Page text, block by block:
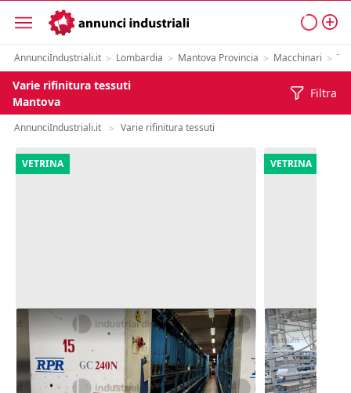
AnnunciIndustriali.it > Lombardia > Mantova Provincia > Macchinari >
Varie rifinitura tessuti
Mantova
Filtra
AnnunciIndustriali.it > Varie rifinitura tessuti
VETRINA
1#9855 Macchinari per torcitura
Darfo Boario Terme (Brescia)
1.000 €
VETRINA
5#10165
Vigevano
1.875 €